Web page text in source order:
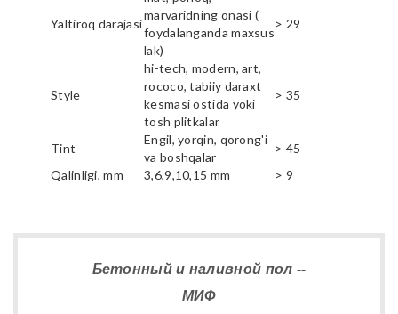
Yaltiroq darajasi
marvaridning onasi (
foydalanganda maxsus
lak)
> 29
Style
hi-tech, modern, art,
rococo, tabiiy daraxt
kesmasi ostida yoki
tosh plitkalar
> 35
Tint
Engil, yorqin, qorong'i
va boshqalar
> 45
Qalinligi, mm
3,6,9,10,15 mm > 9
Бетонный и наливной пол --
МИФ